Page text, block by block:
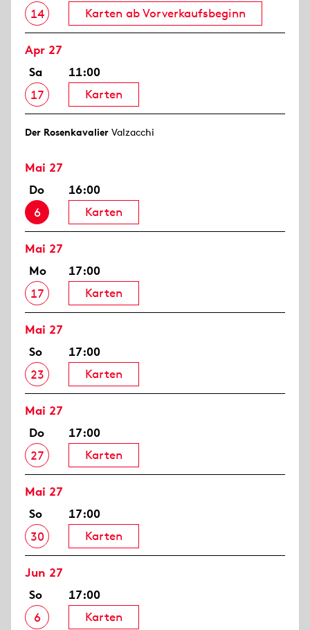
14
Karten ab Vorverkaufsbeginn
Apr 27
Sa
17
11:00
Karten
Der Rosen­kavalier Valzacchi
Mai 27
Do
6
16:00
Karten
Mai 27
Mo
17
17:00
Karten
Mai 27
So
23
17:00
Karten
Mai 27
Do
27
17:00
Karten
Mai 27
So
30
17:00
Karten
Jun 27
So
6
17:00
Karten